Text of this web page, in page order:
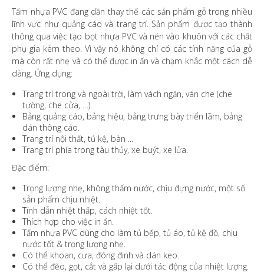
Tấm nhựa PVC đang dần thay thế các sản phẩm gỗ trong nhiều
lĩnh vực như quảng cáo và trang trí. Sản phẩm được tạo thành
thông qua việc tạo bọt nhựa PVC và nén vào khuôn với các chất
phụ gia kèm theo. Vì vậy nó không chỉ có các tính năng của gỗ
mà còn rất nhẹ và có thể được in ấn và chạm khắc một cách dễ
dàng. Ứng dụng:
Trang trí trong và ngoài trời, làm vách ngăn, ván che (che
tường, che cửa, …).
Bảng quảng cáo, bảng hiệu, bảng trưng bày triển lãm, bảng
dán thông cáo.
Trang trí nội thất, tủ kệ, bàn ...
Trang trí phía trong tàu thủy, xe buýt, xe lửa.
Đặc điểm:
Trọng lượng nhẹ, không thấm nước, chịu đựng nước, một số
sản phẩm chịu nhiệt.
Tính dẫn nhiệt thấp, cách nhiệt tốt.
Thích hợp cho việc in ấn.
Tấm nhựa PVC dùng cho làm tủ bếp, tủ áo, tủ kệ đồ, chịu
nước tốt & trọng lượng nhẹ.
Có thể khoan, cưa, đóng đinh và dán keo.
Có thể đẽo, gọt, cắt và gấp lại dưới tác động của nhiệt lượng.